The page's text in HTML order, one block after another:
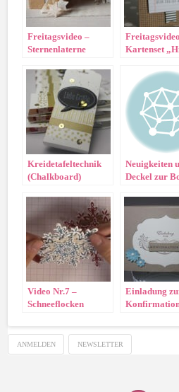
Freitagsvideo –
Sternenlaterne
Kartenset
Kreidetafeltechnik
(Chalkboard)
Neuigkeiten
Deckel zur
Video Nr.7 –
Schneeflocken
Einladung
ANMELDEN NEWSLETTER